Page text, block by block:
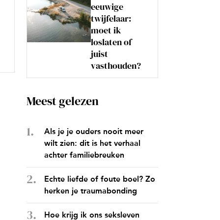
eeuwige
twijfelaar:
moet ik
loslaten of
juist
vasthouden?
Meest gelezen
Als je je ouders nooit meer
wilt zien: dit is het verhaal
achter familiebreuken
Echte liefde of foute boel? Zo
herken je traumabonding
Hoe krijg ik ons seksleven